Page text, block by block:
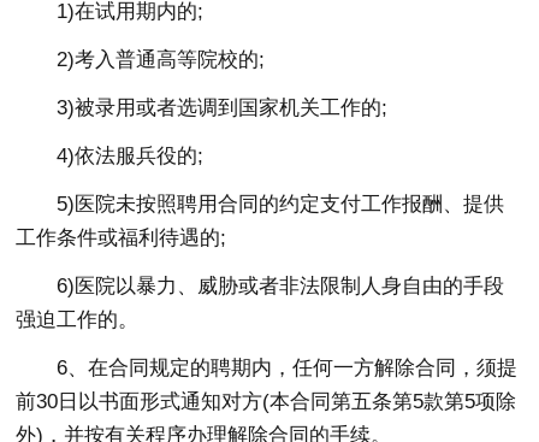
1)在试用期内的;
2)考入普通高等院校的;
3)被录用或者选调到国家机关工作的;
4)依法服兵役的;
5)医院未按照聘用合同的约定支付工作报酬、提供
工作条件或福利待遇的;
6)医院以暴力、威胁或者非法限制人身自由的手段
强迫工作的。
6、在合同规定的聘期内，任何一方解除合同，须提
前30日以书面形式通知对方(本合同第五条第5款第5项除
外)，并按有关程序办理解除合同的手续。